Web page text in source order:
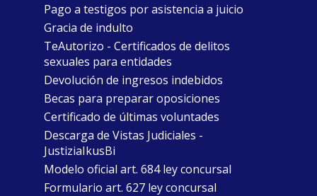
Pago a testigos por asistencia a juicio
Gracia de indulto
TeAutorizo - Certificados de delitos
sexuales para entidades
Devolución de ingresos indebidos
Becas para preparar oposiciones
Certificado de últimas voluntades
Descarga de Vistas Judiciales -
JustiziaIkusBi
Modelo oficial art. 684 ley concursal
Formulario art. 627 ley concursal